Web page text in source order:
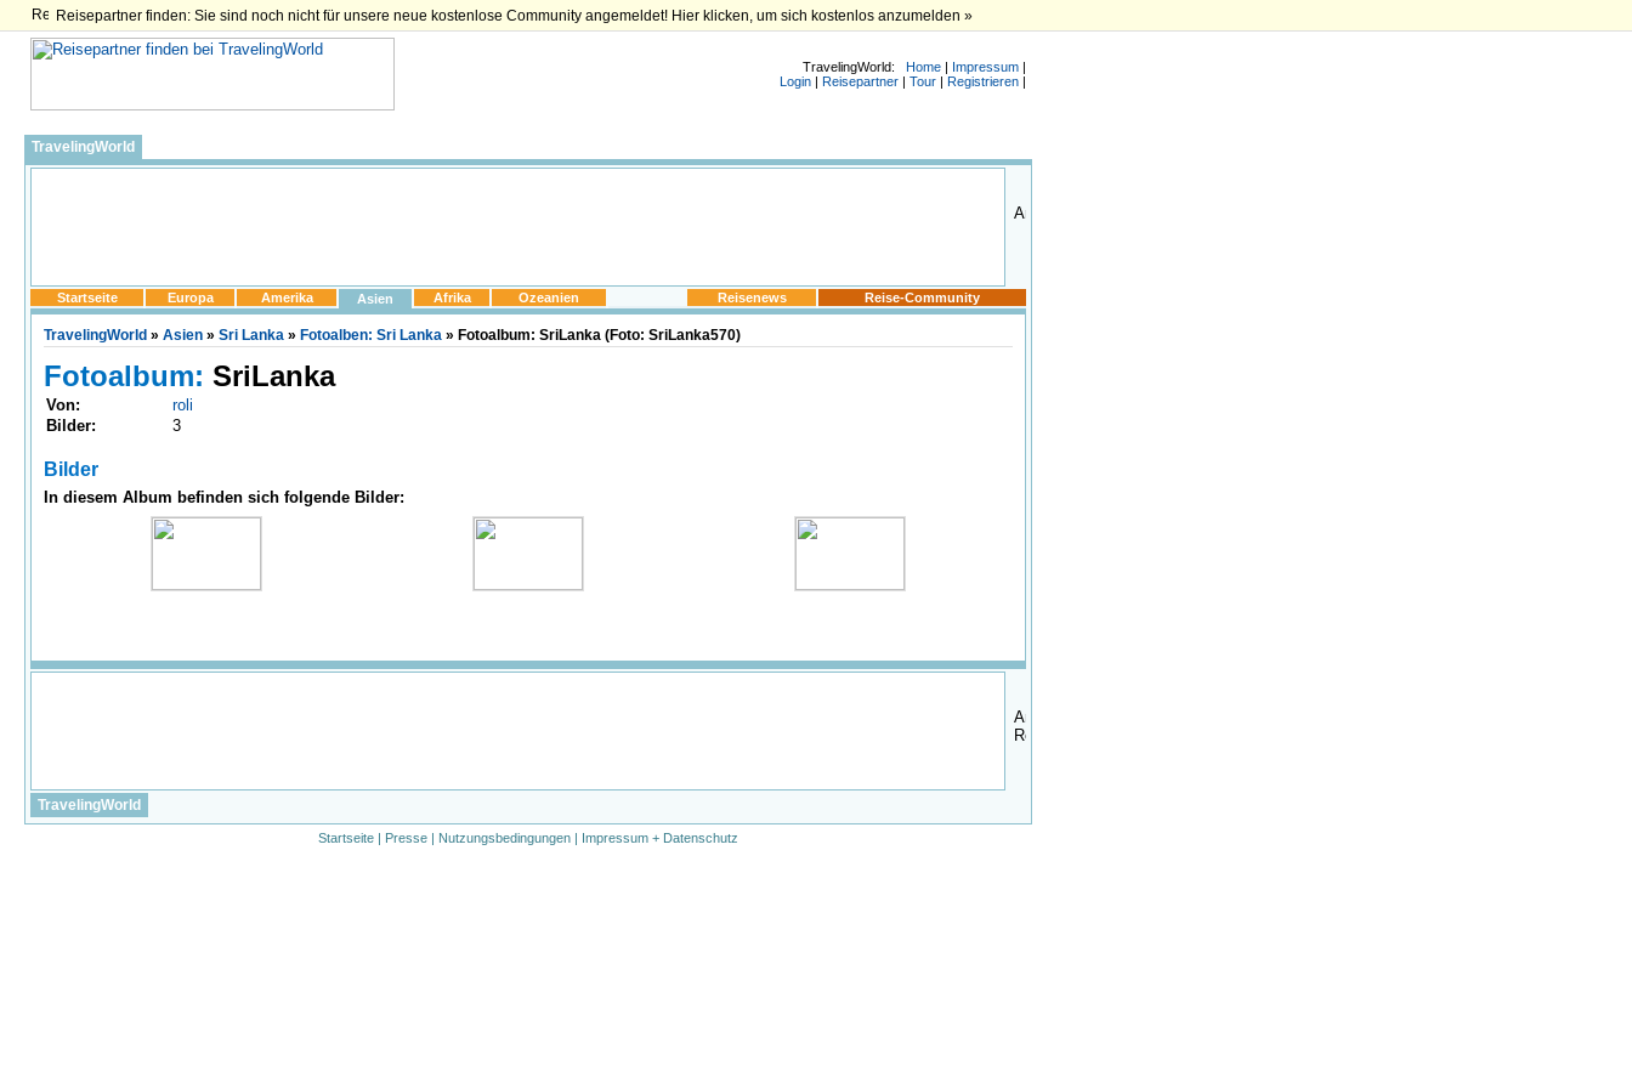
Reisepartner finden: Sie sind noch nicht für unsere neue kostenlose Community angemeldet! Hier klicken, um sich kostenlos anzumelden »
TravelingWorld: Home | Impressum |
Login | Reisepartner | Tour | Registrieren |
TravelingWorld
Startseite Europa Amerika Asien Afrika Ozeanien Reisenews Reise-Community
TravelingWorld » Asien » Sri Lanka » Fotoalben: Sri Lanka » Fotoalbum: SriLanka (Foto: SriLanka570)
Fotoalbum: SriLanka
Von:
roli
Bilder:
3
Bilder
In diesem Album befinden sich folgende Bilder:
TravelingWorld
Startseite | Presse | Nutzungsbedingungen | Impressum + Datenschutz